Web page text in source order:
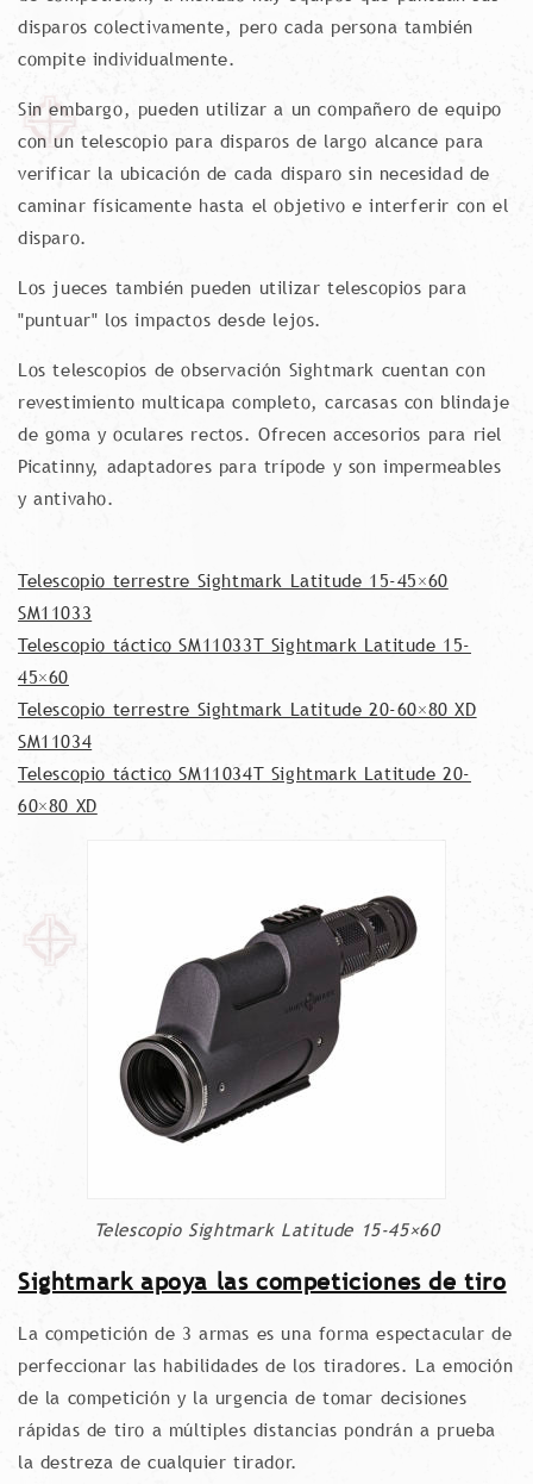
disparos colectivamente, pero cada persona también
compite individualmente.
Sin embargo, pueden utilizar a un compañero de equipo
con un telescopio para disparos de largo alcance para
verificar la ubicación de cada disparo sin necesidad de
caminar físicamente hasta el objetivo e interferir con el
disparo.
Los jueces también pueden utilizar telescopios para
"puntuar" los impactos desde lejos.
Los telescopios de observación Sightmark cuentan con
revestimiento multicapa completo, carcasas con blindaje
de goma y oculares rectos. Ofrecen accesorios para riel
Picatinny, adaptadores para trípode y son impermeables
y antivaho.
Telescopio terrestre Sightmark Latitude 15-45×60
SM11033
Telescopio táctico SM11033T Sightmark Latitude 15-
45×60
Telescopio terrestre Sightmark Latitude 20-60×80 XD
SM11034
Telescopio táctico SM11034T Sightmark Latitude 20-
60×80 XD
Telescopio Sightmark Latitude 15-45×60
Sightmark apoya las competiciones de tiro
La competición de 3 armas es una forma espectacular de
perfeccionar las habilidades de los tiradores. La emoción
de la competición y la urgencia de tomar decisiones
rápidas de tiro a múltiples distancias pondrán a prueba
la destreza de cualquier tirador.